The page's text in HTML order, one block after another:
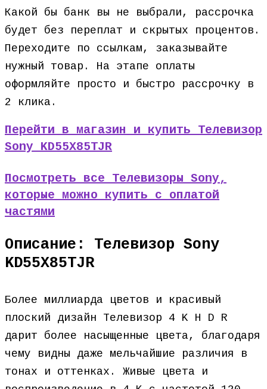
Какой бы банк вы не выбрали, рассрочка
будет без переплат и скрытых процентов.
Переходите по ссылкам, заказывайте
нужный товар. На этапе оплаты
оформляйте просто и быстро рассрочку в
2 клика.
Перейти в магазин и купить Телевизор
Sony KD55X85TJR
Посмотреть все Телевизоры Sony,
которые можно купить с оплатой
частями
Описание: Телевизор Sony
KD55X85TJR
Более миллиарда цветов и красивый
плоский дизайн Телевизор 4 K H D R
дарит более насыщенные цвета, благодаря
чему видны даже мельчайшие различия в
тонах и оттенках. Живые цвета и